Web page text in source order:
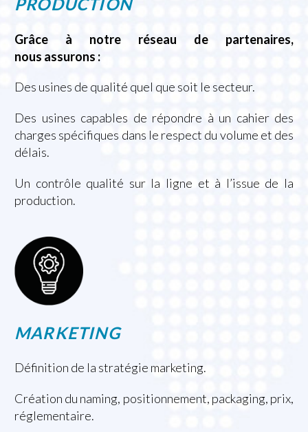
Grâce à notre réseau de partenaires,
nous assurons :
Des usines de qualité quel que soit le secteur.
Des usines capables de répondre à un cahier des
charges spécifiques dans le respect du volume et des
délais.
Un contrôle qualité sur la ligne et à l’issue de la
production.
MARKETING
Définition de la stratégie marketing.
Création du naming, positionnement, packaging, prix,
réglementaire.